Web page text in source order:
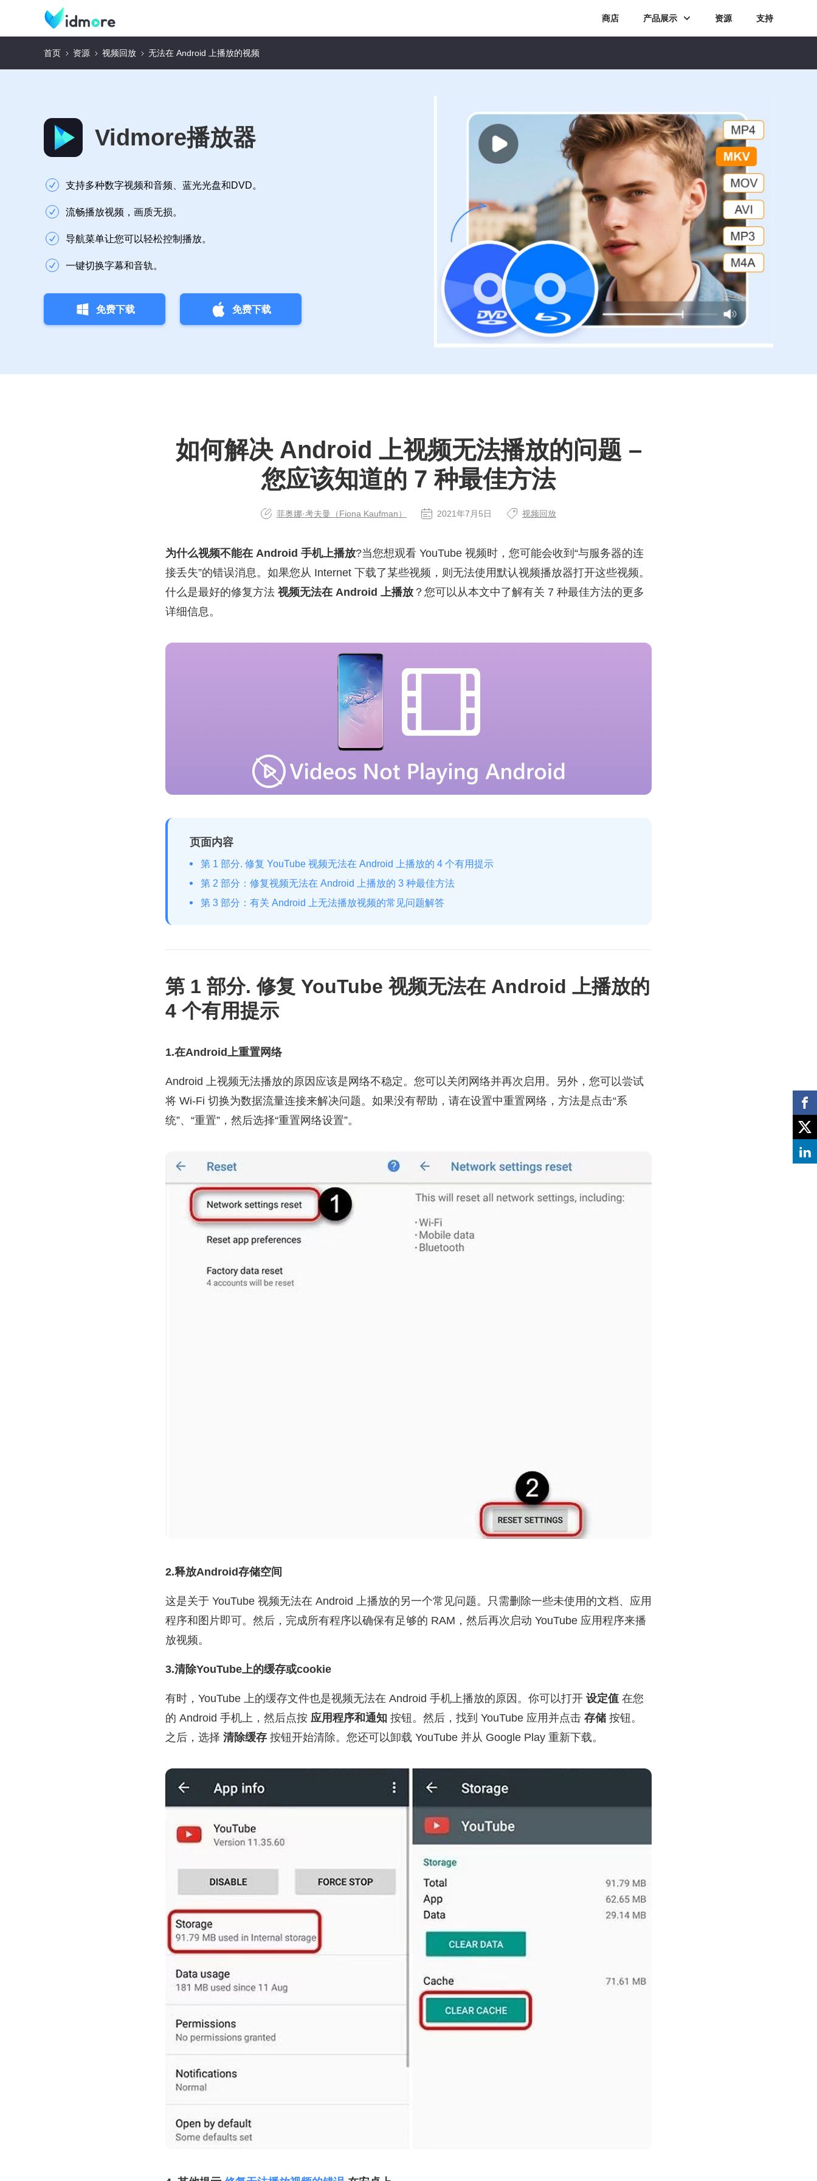
商店 产品展示 资源 支持
首页 资源 视频回放 无法在 Android 上播放的视频
Vidmore播放器
支持多种数字视频和音频、蓝光光盘和DVD。
流畅播放视频，画质无损。
导航菜单让您可以轻松控制播放。
一键切换字幕和音轨。
免费下载 免费下载
如何解决 Android 上视频无法播放的问题 –
您应该知道的 7 种最佳方法
菲奥娜·考夫曼（Fiona Kaufman） 2021年7月5日 视频回放
为什么视频不能在 Android 手机上播放?当您想观看 YouTube 视频时，您可能会收到“与服务器的连
接丢失”的错误消息。如果您从 Internet 下载了某些视频，则无法使用默认视频播放器打开这些视频。
什么是最好的修复方法 视频无法在 Android 上播放 ？您可以从本文中了解有关 7 种最佳方法的更多
详细信息。
页面内容
第 1 部分. 修复 YouTube 视频无法在 Android 上播放的 4 个有用提示
第 2 部分：修复视频无法在 Android 上播放的 3 种最佳方法
第 3 部分：有关 Android 上无法播放视频的常见问题解答
第 1 部分. 修复 YouTube 视频无法在 Android 上播放的
4 个有用提示
1.在Android上重置网络
Android 上视频无法播放的原因应该是网络不稳定。您可以关闭网络并再次启用。另外，您可以尝试
将 Wi-Fi 切换为数据流量连接来解决问题。如果没有帮助，请在设置中重置网络，方法是点击“系
统”、“重置”，然后选择“重置网络设置”。
2.释放Android存储空间
这是关于 YouTube 视频无法在 Android 上播放的另一个常见问题。只需删除一些未使用的文档、应用
程序和图片即可。然后，完成所有程序以确保有足够的 RAM，然后再次启动 YouTube 应用程序来播
放视频。
3.清除YouTube上的缓存或cookie
有时，YouTube 上的缓存文件也是视频无法在 Android 手机上播放的原因。你可以打开 设定值 在您
的 Android 手机上，然后点按 应用程序和通知 按钮。然后，找到 YouTube 应用并点击 存储 按钮。
之后，选择 清除缓存 按钮开始清除。您还可以卸载 YouTube 并从 Google Play 重新下载。